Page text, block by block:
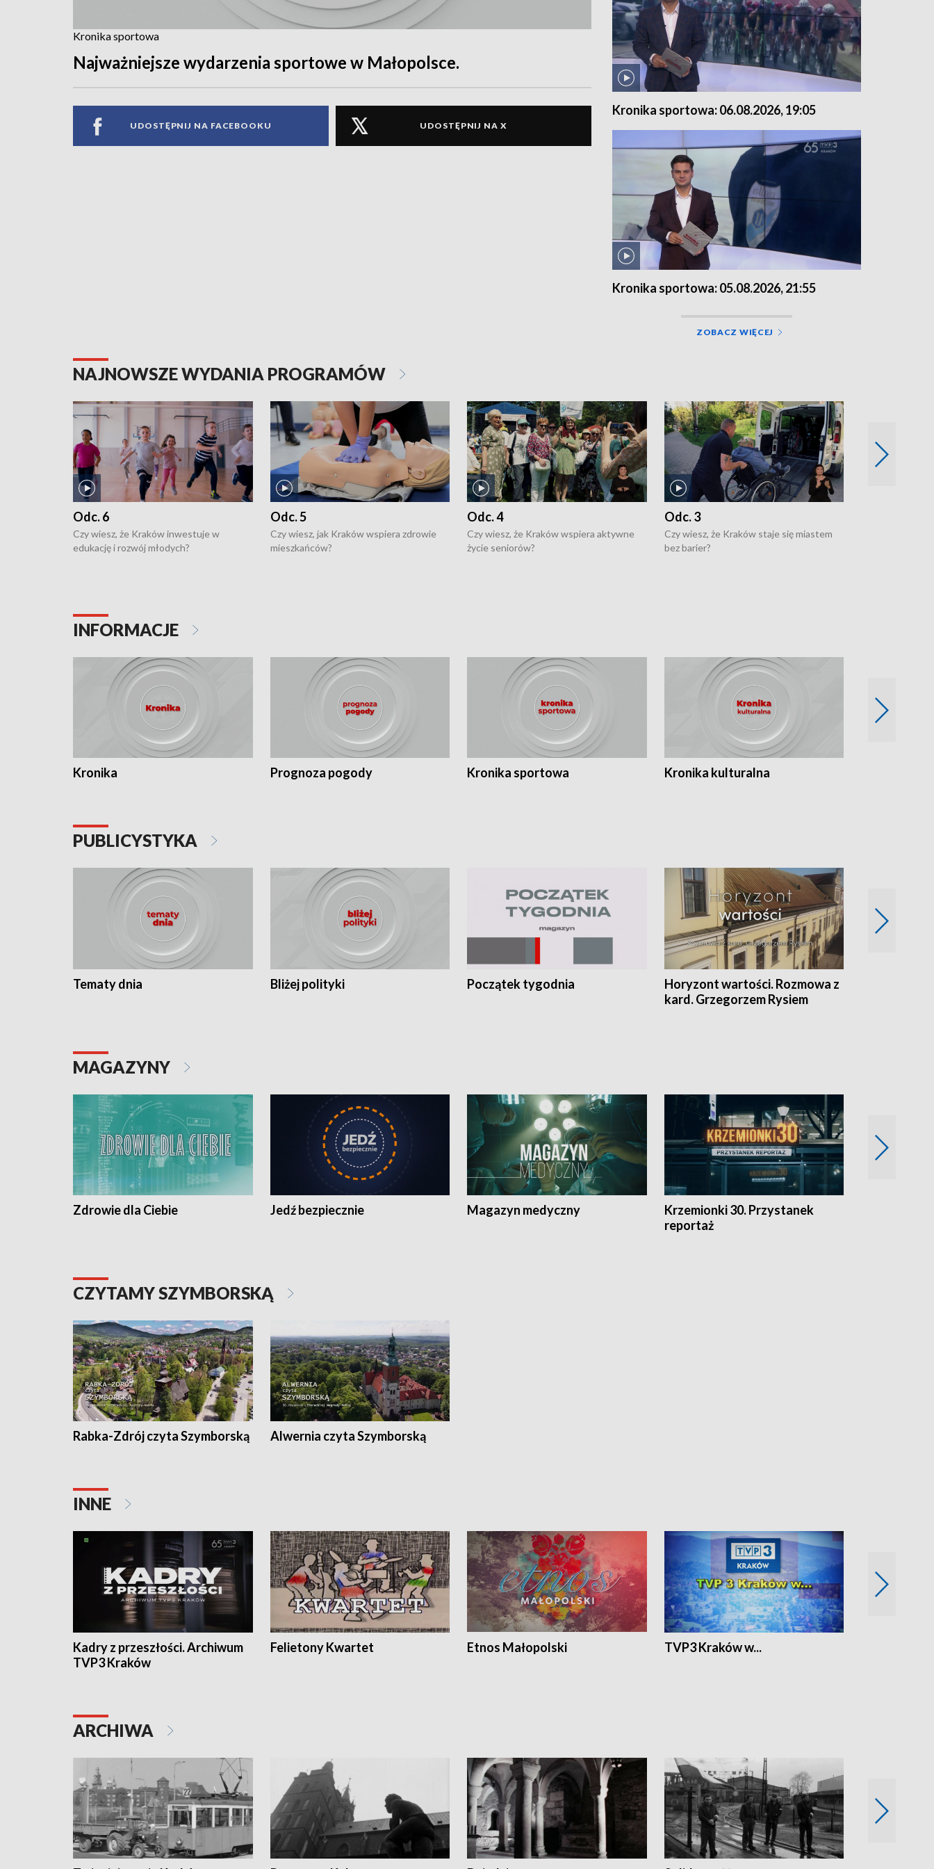
Kronika sportowa
Najważniejsze wydarzenia sportowe w Małopolsce.
UDOSTĘPNIJ NA FACEBOOKU UDOSTĘPNIJ NA X
Kronika sportowa: 06.08.2026, 19:05
Kronika sportowa: 05.08.2026, 21:55
ZOBACZ WIĘCEJ
NAJNOWSZE WYDANIA PROGRAMÓW
Odc. 6
Czy wiesz, że Kraków inwestuje w
edukację i rozwój młodych?
Odc. 5
Czy wiesz, jak Kraków wspiera zdrowie
mieszkańców?
Odc. 4
Czy wiesz, że Kraków wspiera aktywne
życie seniorów?
Odc. 3
Czy wiesz, że Kraków staje się miastem
bez barier?
INFORMACJE
Kronika Prognoza pogody Kronika sportowa Kronika kulturalna
PUBLICYSTYKA
Tematy dnia Bliżej polityki Początek tygodnia
Horyzont wartości. Rozmowa z
kard. Grzegorzem Rysiem
MAGAZYNY
Zdrowie dla Ciebie Jedź bezpiecznie Magazyn medyczny
Krzemionki 30. Przystanek
reportaż
CZYTAMY SZYMBORSKĄ
Rabka-Zdrój czyta Szymborską Alwernia czyta Szymborską
INNE
Kadry z przeszłości. Archiwum
TVP3 Kraków
Felietony Kwartet Etnos Małopolski TVP3 Kraków w...
ARCHIWA